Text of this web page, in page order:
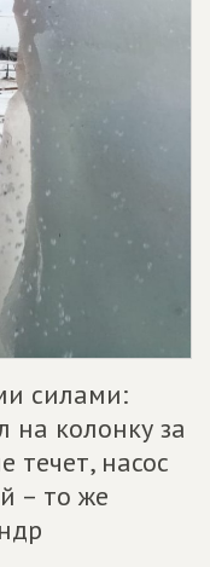
силами:
на колонку за
течет, насос
– то же